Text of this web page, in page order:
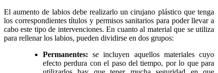
El aumento de labios debe realizarlo un cirujano plástico que tenga
los correspondientes títulos y permisos sanitarios para poder llevar a
cabo este tipo de intervenciones. En cuanto al material que se utiliza
para rellenar los labios, pueden dividirse en dos grupos:
Permanentes: se incluyen aquellos materiales cuyo
efecto perdura con el paso del tiempo, por lo que para